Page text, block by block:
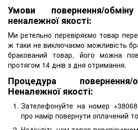
Умови повернення/
неналежної якості:
Ми ретельно перевіряємо товар
ж таки не виключаємо можливість
бракований товар, його можна
протягом 14 днів з дня отримання.
Процедура
Неналежної якості:
Зателефонуйте на номер
про намір повернути оплачений